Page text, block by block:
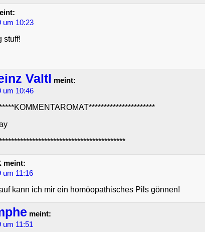
um 10:23
stuff!
Valtl
meint:
um 10:46
meint:
um 11:16
kann ich mir ein homöopathisches Pils gönnen!
meint:
um 11:51